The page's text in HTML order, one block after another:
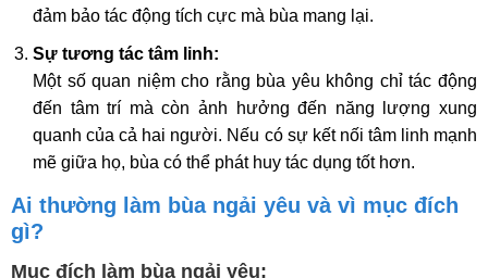
đảm bảo tác động tích cực mà bùa mang lại.
Sự tương tác tâm linh:
Một số quan niệm cho rằng bùa yêu không chỉ tác động
đến tâm trí mà còn ảnh hưởng đến năng lượng xung
quanh của cả hai người. Nếu có sự kết nối tâm linh mạnh
mẽ giữa họ, bùa có thể phát huy tác dụng tốt hơn.
Ai thường làm bùa ngải yêu và vì mục đích
gì?
Mục đích làm bùa ngải yêu: